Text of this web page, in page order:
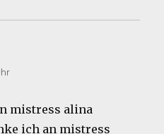
mistress alina
ich an mistress